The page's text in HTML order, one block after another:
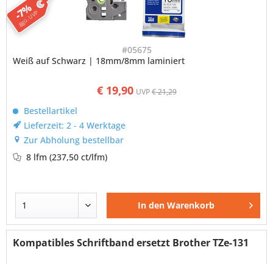
-7%
ggü. UVP
#05675
€ 19,90 UVP€ 21,29
Weiß auf Schwarz | 18mm/8mm laminiert
Bestellartikel
Lieferzeit: 2 - 4 Werktage
Zur Abholung bestellbar
8 lfm(237,50 ct/lfm)
In den Warenkorb
Kompatibles Schriftband ersetzt Brother TZe-131